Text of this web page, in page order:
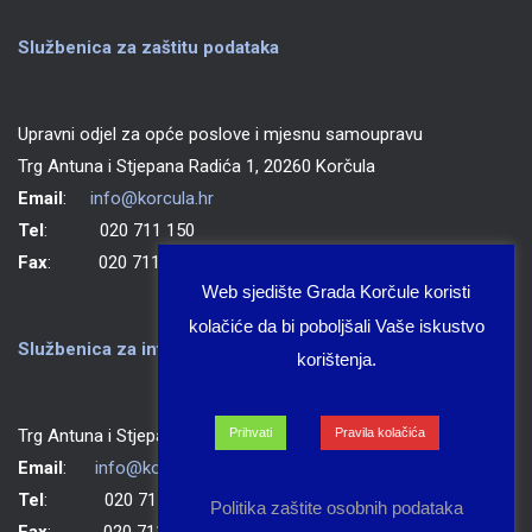
Službenica za zaštitu podataka
Upravni odjel za opće poslove i mjesnu samoupravu
Trg Antuna i Stjepana Radića 1, 20260 Korčula
Email: info@korcula.hr
Tel: 020 711 150
Fax: 020 711 702
Službenica za informiranje Grada Korčule
Trg Antuna i Stjepana Radića 1, 20260 Korčula
Email: info@korcula.hr
Tel: 020 711 150
Web sjedište Grada Korčule koristi
kolačiće da bi poboljšali Vaše iskustvo
korištenja.
Prihvati Pravila kolačića
Politika zaštite osobnih podataka